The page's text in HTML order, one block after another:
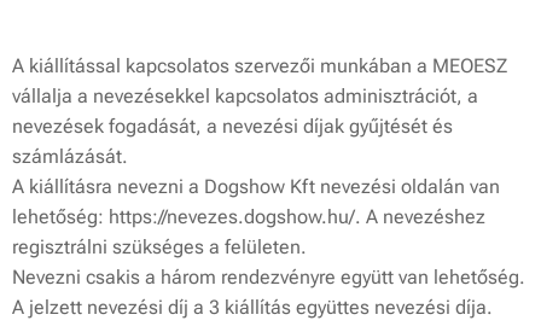
A kiállítással kapcsolatos szervezői munkában a MEOESZ
vállalja a nevezésekkel kapcsolatos adminisztrációt, a
nevezések fogadását, a nevezési díjak gyűjtését és
számlázását.
A kiállításra nevezni a Dogshow Kft nevezési oldalán van
lehetőség: https://nevezes.dogshow.hu/. A nevezéshez
regisztrálni szükséges a felületen.
Nevezni csakis a három rendezvényre együtt van lehetőség.
A jelzett nevezési díj a 3 kiállítás együttes nevezési díja.